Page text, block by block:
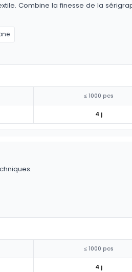
Combine la finesse de la
≤ 1000 pcs
4 j
≤ 1000 pcs
4 j